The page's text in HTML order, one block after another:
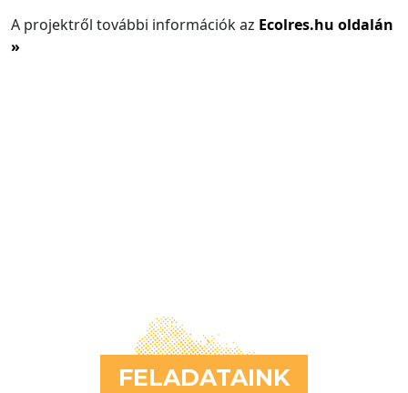
A projektről további információk az Ecolres.hu oldalán
»
FELADATAINK